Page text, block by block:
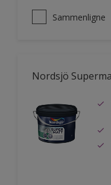
Sammenligne
Nordsjö